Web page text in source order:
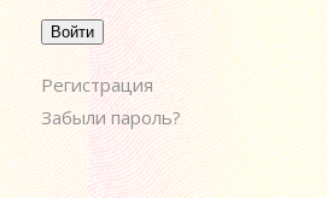
Войти
Регистрация
Забыли пароль?